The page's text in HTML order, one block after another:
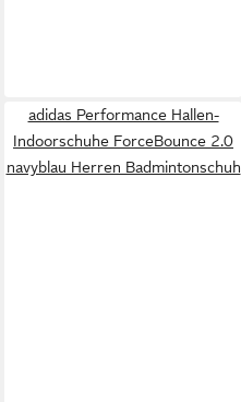
adidas Performance Hallen-
Indoorschuhe ForceBounce 2.0
navyblau Herren Badmintonschuh